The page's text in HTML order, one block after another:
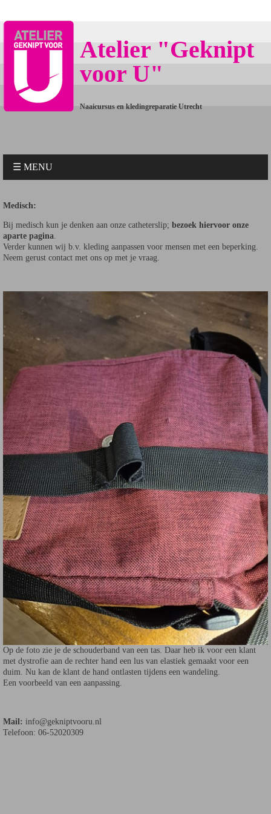
Atelier "Geknipt
voor U"
Naaicursus en kledingreparatie Utrecht
☰ MENU
Medisch:
Bij medisch kun je denken aan onze catheterslip; bezoek hiervoor onze
aparte pagina.
Verder kunnen wij b.v. kleding aanpassen voor mensen met een beperking.
Neem gerust contact met ons op met je vraag.
Op de foto zie je de schouderband van een tas. Daar heb ik voor een klant
met dystrofie aan de rechter hand een lus van elastiek gemaakt voor een
duim. Nu kan de klant de hand ontlasten tijdens een wandeling.
Een voorbeeld van een aanpassing.
Mail: info@gekniptvooru.nl
Telefoon: 06-52020309